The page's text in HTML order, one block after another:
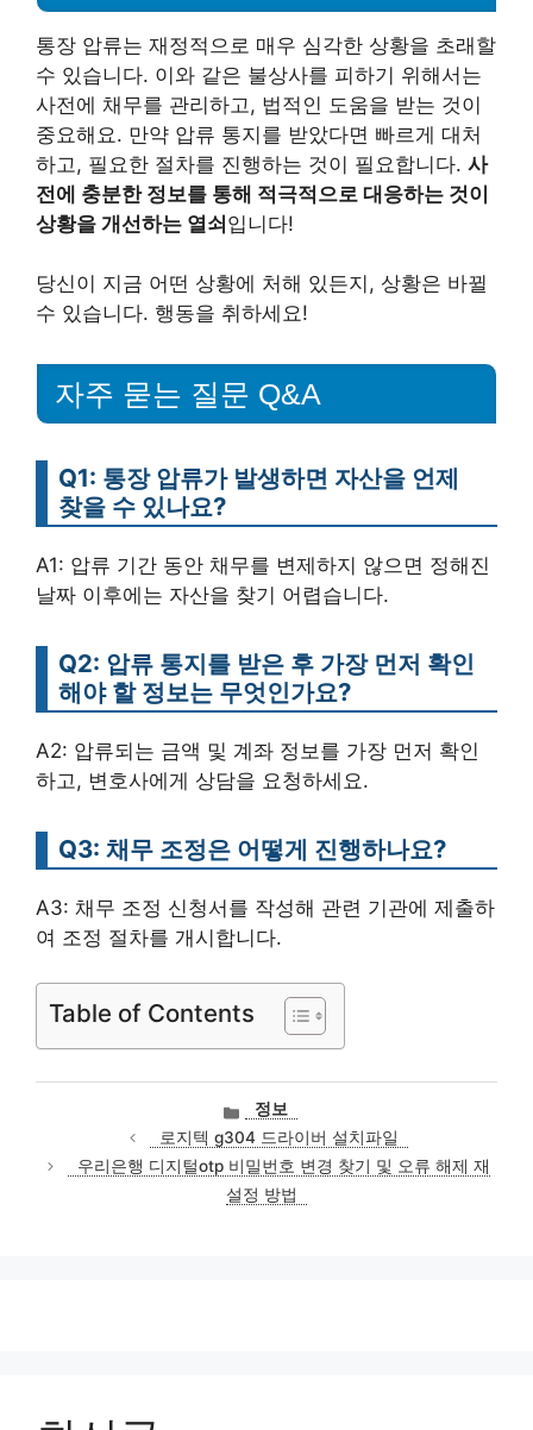
통장 압류는 재정적으로 매우 심각한 상황을 초래할
수 있습니다. 이와 같은 불상사를 피하기 위해서는
사전에 채무를 관리하고, 법적인 도움을 받는 것이
중요해요. 만약 압류 통지를 받았다면 빠르게 대처
하고, 필요한 절차를 진행하는 것이 필요합니다. 사
전에 충분한 정보를 통해 적극적으로 대응하는 것이
상황을 개선하는 열쇠입니다!
당신이 지금 어떤 상황에 처해 있든지, 상황은 바뀔
수 있습니다. 행동을 취하세요!
자주 묻는 질문 Q&A
Q1: 통장 압류가 발생하면 자산을 언제
찾을 수 있나요?
A1: 압류 기간 동안 채무를 변제하지 않으면 정해진
날짜 이후에는 자산을 찾기 어렵습니다.
Q2: 압류 통지를 받은 후 가장 먼저 확인
해야 할 정보는 무엇인가요?
A2: 압류되는 금액 및 계좌 정보를 가장 먼저 확인
하고, 변호사에게 상담을 요청하세요.
Q3: 채무 조정은 어떻게 진행하나요?
A3: 채무 조정 신청서를 작성해 관련 기관에 제출하
여 조정 절차를 개시합니다.
Table of Contents
카
테
고
리
정보
로지텍 g304 드라이버 설치파일
우리은행 디지털otp 비밀번호 변경 찾기 및 오류 해제 재
설정 방법